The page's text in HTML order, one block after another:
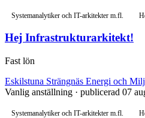
Systemanalytiker och IT-arkitekter m.fl.
Hej Infrastrukturarkitekt!
Fast lön
Eskilstuna Strängnäs Energi och
Vanlig anställning · publicerad 07
Systemanalytiker och IT-arkitekter m.fl.